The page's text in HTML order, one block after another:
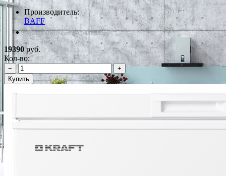
Производитель:
BAFF
*Наличие уточняйте у менеджера
19390руб.
Кол-во:
−
+
Купить